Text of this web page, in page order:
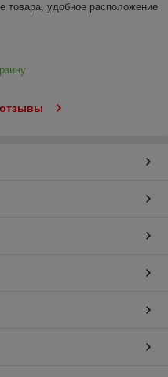
товара, удобное расположение